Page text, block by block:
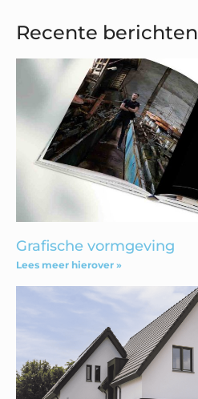
Recente berichten
Grafische vormgeving
Lees meer hierover »